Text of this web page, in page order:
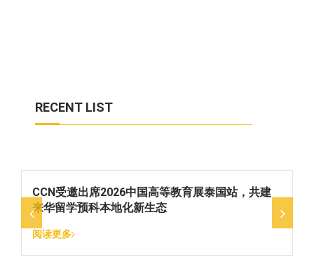
RECENT LIST
CCN受邀出席2026中国高等教育展泰国站，共建
来华留学预科本地化新生态
阅读更多